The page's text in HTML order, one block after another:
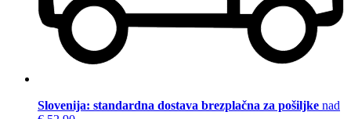
Slovenija: standardna dostava brezplačna za pošiljke nad